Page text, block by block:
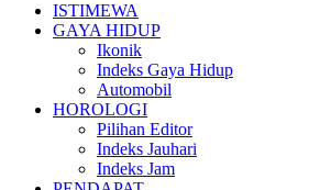
ISTIMEWA
GAYA HIDUP
Ikonik
Indeks Gaya Hidup
Automobil
HOROLOGI
Pilihan Editor
Indeks Jauhari
Indeks Jam